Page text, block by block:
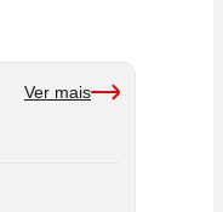
Ver mais